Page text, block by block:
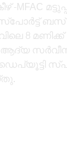
-MFAC
8
ആദ്യ